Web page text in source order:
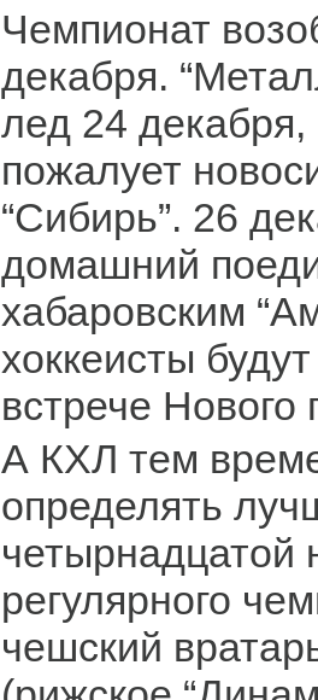
Чемпионат
декабря.
лед 24 декабря,
пожалует
“Сибирь”. 26
домашний
хабаровским
хоккеисты
встрече Нового
А КХЛ тем
определять
четырнадцатой
регулярного
чешский